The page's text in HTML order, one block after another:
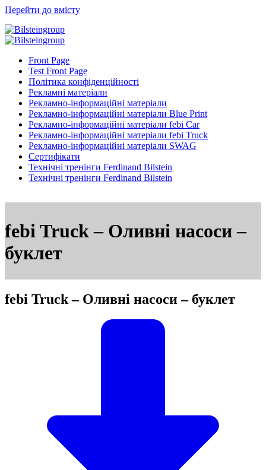
Перейти до вмісту
Front Page
Test Front Page
Політика конфіденційності
Рекламні матеріали
Рекламно-інформаційні матеріали
Рекламно-інформаційні матеріали Blue Print
Рекламно-інформаційні матеріали febi Car
Рекламно-інформаційні матеріали febi Truck
Рекламно-інформаційні матеріали SWAG
Сертифікати
Технічні тренінги Ferdinand Bilstein
Технічні тренінги Ferdinand Bilstein
febi Truck – Оливні насоси –
буклет
febi Truck – Оливні насоси – буклет